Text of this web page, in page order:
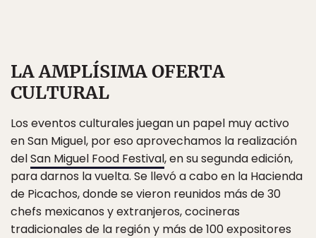
LA AMPLÍSIMA OFERTA
CULTURAL
Los eventos culturales juegan un papel muy activo
en San Miguel, por eso aprovechamos la realización
delSan Miguel Food Festival, en su segunda edición,
para darnos la vuelta. Se llevó a cabo en la Hacienda
de Picachos, donde se vieron reunidos más de 30
chefs mexicanos y extranjeros, cocineras
tradicionales de la región y más de 100 expositores